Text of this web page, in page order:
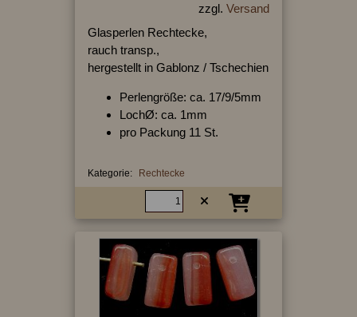
zzgl. Versand
Glasperlen Rechtecke,
rauch transp.,
hergestellt in Gablonz / Tschechien
Perlengröße: ca. 17/9/5mm
LochØ: ca. 1mm
pro Packung 11 St.
Kategorie: Rechtecke